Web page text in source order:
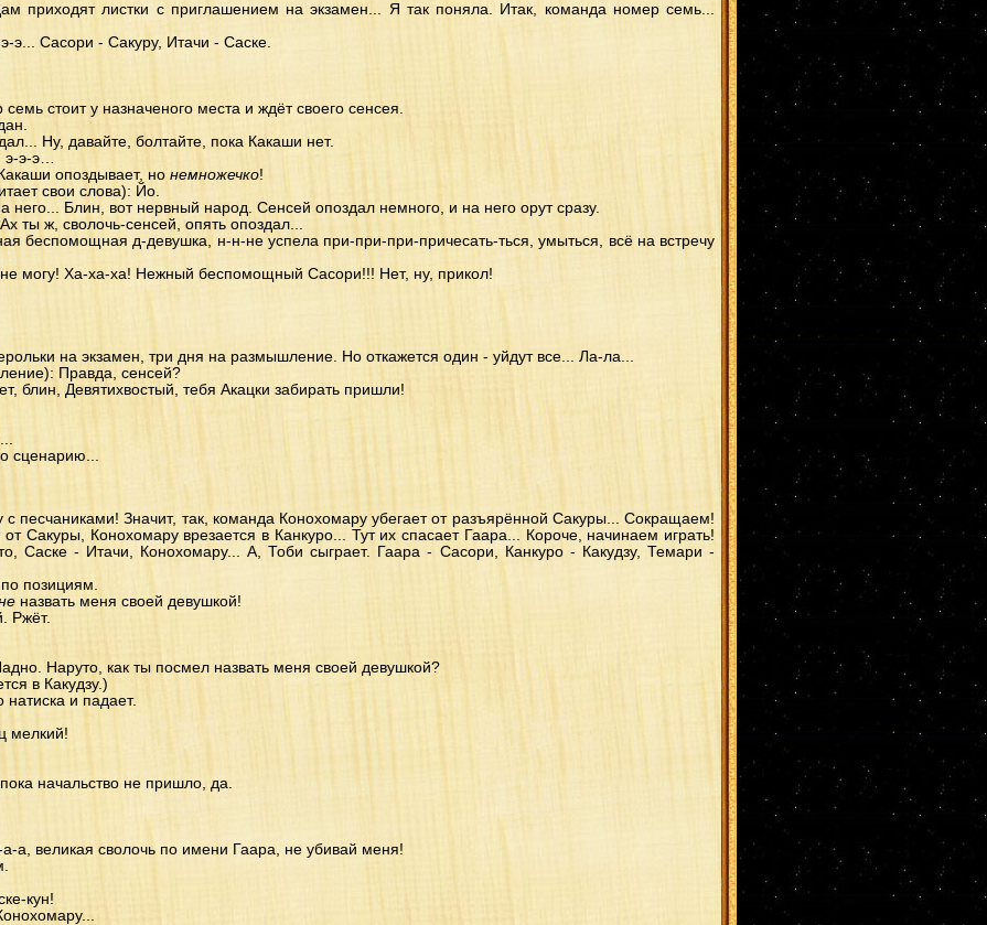
приходят листки с приглашением на экзамен... Я так поняла. Итак, команда номер семь...
э... Сасори - Сакуру, Итачи - Саске.
стоит у назначеного места и ждёт своего сенсея.
Ну, давайте, болтайте, пока Какаши нет.
э-э-э…
опоздывает, но немножечко!
свои слова): Йо.
него... Блин, вот нервный народ. Сенсей опоздал немного, и на него орут сразу.
ты ж, сволочь-сенсей, опять опоздал...
беспомощная д-девушка, н-н-не успела при-при-при-причесать-ться, умыться, всё на встречу
могу! Ха-ха-ха! Нежный беспомощный Сасори!!! Нет, ну, прикол!
на экзамен, три дня на размышление. Но откажется один - уйдут все... Ла-ла...
Правда, сенсей?
блин, Девятихвостый, тебя Акацки забирать пришли!
сценарию...
с песчаниками! Значит, так, команда Конохомару убегает от разъярённой Сакуры... Сокращаем!
Сакуры, Конохомару врезается в Канкуро... Тут их спасает Гаара... Короче, начинаем играть!
Саске - Итачи, Конохомару... А, Тоби сыграет. Гаара - Сасори, Канкуро - Какудзу, Темари -
позициям.
назвать меня своей девушкой!
Ржёт.
Наруто, как ты посмел назвать меня своей девушкой?
в Какудзу.)
натиска и падает.
мелкий!
начальство не пришло, да.
а, великая сволочь по имени Гаара, не убивай меня!
кун!